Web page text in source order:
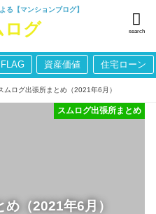
る【マンションブログ】
search
資産価値 住宅ローン
ムログ出張所まとめ（2021年6月）
（2021年6月）
スムログ出張所まとめ